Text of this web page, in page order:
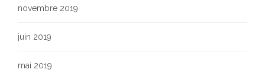
novembre 2019
juin 2019
mai 2019